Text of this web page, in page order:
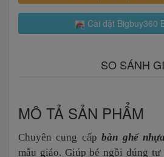
Cài đặt Bigbuy360
SO SÁNH
MÔ TẢ SẢN PHẨM
Chuyên cung cấpbàn ghế nhựa
mẫu giáo. Giúp bé ngồi đúng